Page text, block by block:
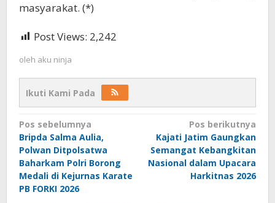
masyarakat. (*)
Post Views: 2,242
oleh aku ninja
Ikuti Kami Pada
Navigasi
pos
Pos sebelumnya
Bripda Salma Aulia,
Polwan Ditpolsatwa
Baharkam Polri Borong
Medali di Kejurnas Karate
PB FORKI 2026
Pos berikutnya
Kajati Jatim Gaungkan
Semangat Kebangkitan
Nasional dalam Upacara
Harkitnas 2026